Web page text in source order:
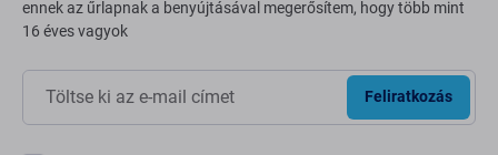
ennek az űrlapnak a benyújtásával megerősítem, hogy több mint
16 éves vagyok
Feliratkozás